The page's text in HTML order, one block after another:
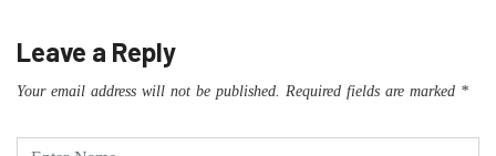
Leave a Reply
Your email address will not be published. Required fields are marked *